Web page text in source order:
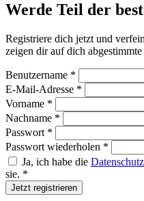
Werde Teil der
Registriere dich jetzt und
zeigen dir auf dich abgestimmte
Benutzername *
E-Mail-Adresse *
Vorname *
Nachname *
Passwort *
Passwort wiederholen *
Ja, ich habe die
sie. *
Jetzt registrieren